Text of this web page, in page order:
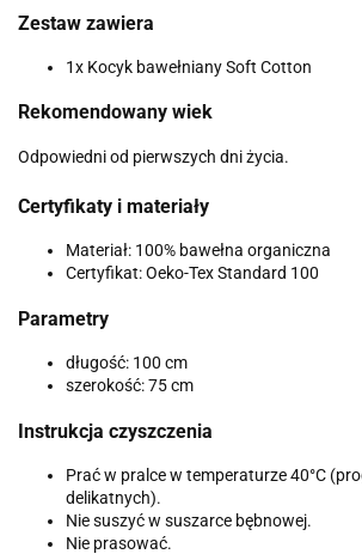
Zestaw zawiera
1x Kocyk bawełniany Soft Cotton
Rekomendowany wiek
Odpowiedni od pierwszych dni życia.
Certyfikaty i materiały
Materiał: 100% bawełna organiczna
Certyfikat: Oeko-Tex Standard 100
Parametry
długość: 100 cm
szerokość: 75 cm
Instrukcja czyszczenia
Prać w pralce w temperaturze 40°C
delikatnych).
Nie suszyć w suszarce bębnowej.
Nie prasować.